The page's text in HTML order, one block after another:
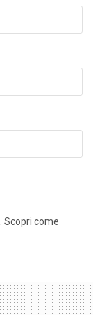
Scopri come